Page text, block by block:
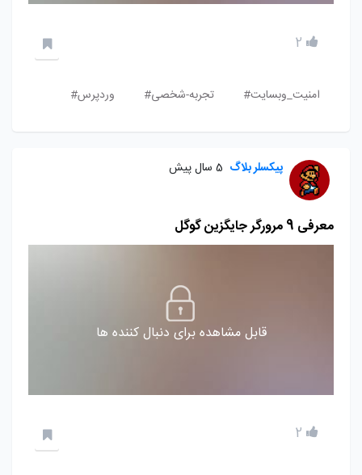
2
امنیت_وبسایت# تجربه-شخصی# وردپرس#
پیکسلر بلاگ 5 سال پیش
معرفی 9 مرورگر جایگزین گوگل
قابل مشاهده برای دنبال کننده ها
2